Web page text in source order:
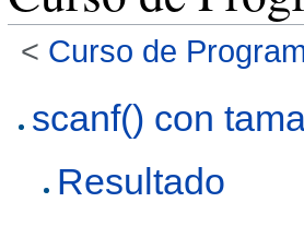
< Curso de
navegación
búsqueda
scanf() con
Resultado